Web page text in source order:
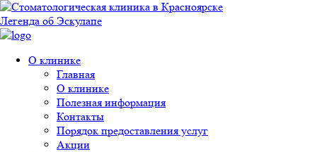
Перейти к основному содержанию
Легенда об Эскулапе
О клинике
Главная
О клинике
Полезная информация
Контакты
Порядок предоставления услуг
Акции